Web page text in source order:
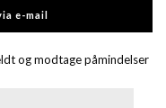
e-mail
og modtage påmindelser